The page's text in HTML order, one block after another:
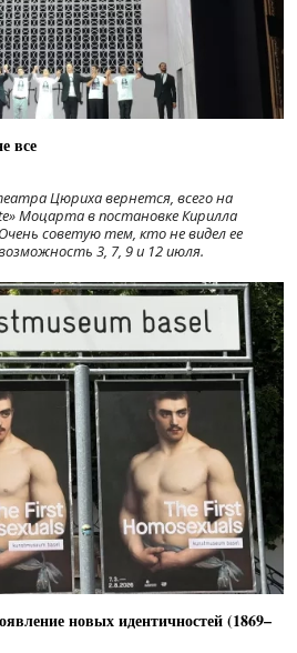
все
Цюриха вернется, всего на
Моцарта в постановке Кирилла
советую тем, кто не видел ее
3, 7, 9 и 12 июля.
новых идентичностей (1869–